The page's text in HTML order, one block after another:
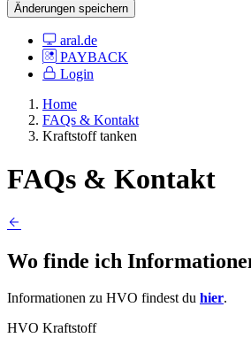
Änderungen speichern
aral.de
PAYBACK
Login
Home
FAQs & Kontakt
Kraftstoff tanken
FAQs & Kontakt
Wo finde ich
Informationen zu HVO findest du hier.
HVO Kraftstoff